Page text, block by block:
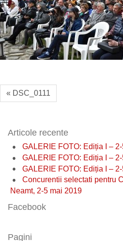
« DSC_0111
Articole recente
GALERIE FOTO: Ediția I –
GALERIE FOTO: Ediția I –
GALERIE FOTO: Ediția I –
Concurentii selectati pentru
Neamt, 2-5 mai 2019
Facebook
Pagini